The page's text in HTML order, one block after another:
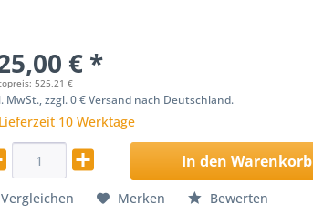
€ *
525,21 €
MwSt., zzgl. 0 € Versand nach Deutschland.
Lieferzeit 10 Werktage
In den Warenkorb
Vergleichen Merken Bewerten